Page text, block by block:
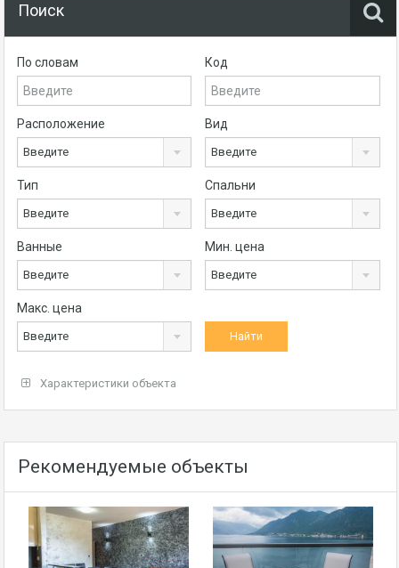
Поиск
По словам Код
Расположение
Введите
Вид
Введите
Тип
Введите
Спальни
Введите
Ванные
Введите
Мин. цена
Введите
Макс. цена
Введите
Характеристики объекта
Рекомендуемые объекты